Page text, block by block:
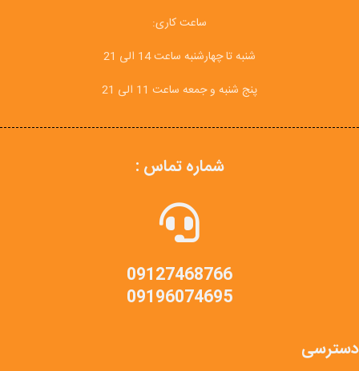
ساعت کاری:
شنبه تا چهارشنبه ساعت 14 الی 21
پنج شنبه و جمعه ساعت 11 الی 21
شماره تماس :
09127468766
09196074695
دسترسی